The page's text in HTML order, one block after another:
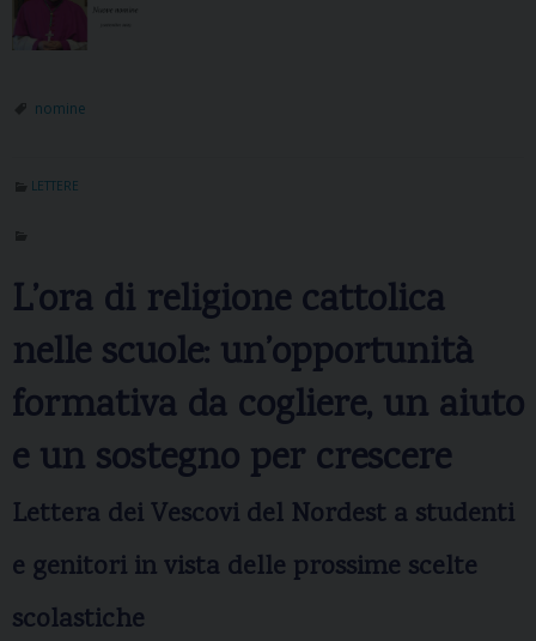
nomine
LETTERE
L’ora di religione cattolica
nelle scuole: un’opportunità
formativa da cogliere, un aiuto
e un sostegno per crescere
Lettera dei Vescovi del Nordest a studenti
e genitori in vista delle prossime scelte
scolastiche